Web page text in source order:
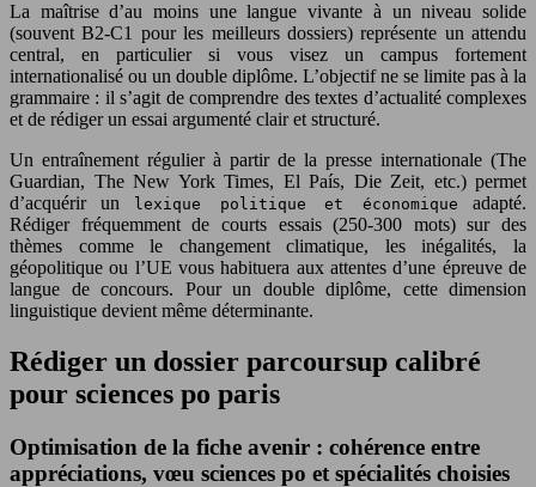
La maîtrise d’au moins une langue vivante à un niveau solide
(souvent B2-C1 pour les meilleurs dossiers) représente un attendu
central, en particulier si vous visez un campus fortement
internationalisé ou un double diplôme. L’objectif ne se limite pas à la
grammaire : il s’agit de comprendre des textes d’actualité complexes
et de rédiger un essai argumenté clair et structuré.
Un entraînement régulier à partir de la presse internationale (The
Guardian, The New York Times, El País, Die Zeit, etc.) permet
d’acquérir un
lexique politique et économique
adapté.
Rédiger fréquemment de courts essais (250-300 mots) sur des
thèmes comme le changement climatique, les inégalités, la
géopolitique ou l’UE vous habituera aux attentes d’une épreuve de
langue de concours. Pour un double diplôme, cette dimension
linguistique devient même déterminante.
Rédiger un dossier parcoursup calibré
pour sciences po paris
Optimisation de la fiche avenir : cohérence entre
appréciations, vœu sciences po et spécialités choisies